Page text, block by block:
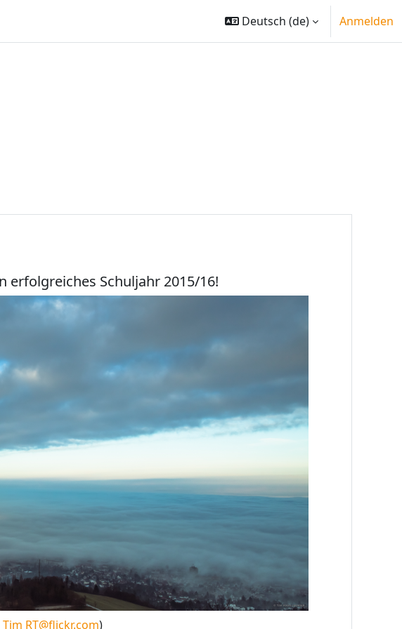
Deutsch ‎(de)‎ Anmelden
erfolgreiches Schuljahr 2015/16!
Tim RT@flickr.com)